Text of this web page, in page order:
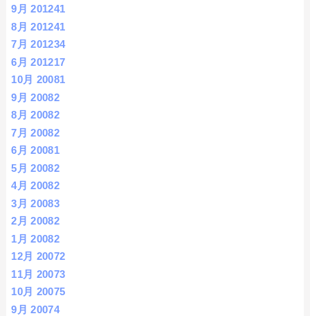
9月 201241
8月 201241
7月 201234
6月 201217
10月 20081
9月 20082
8月 20082
7月 20082
6月 20081
5月 20082
4月 20082
3月 20083
2月 20082
1月 20082
12月 20072
11月 20073
10月 20075
9月 20074